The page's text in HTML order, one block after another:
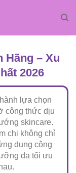
Hãng – Xu
2026
lựa chọn
công thức dịu
skincare.
chi không chỉ
dụng công
da tối ưu